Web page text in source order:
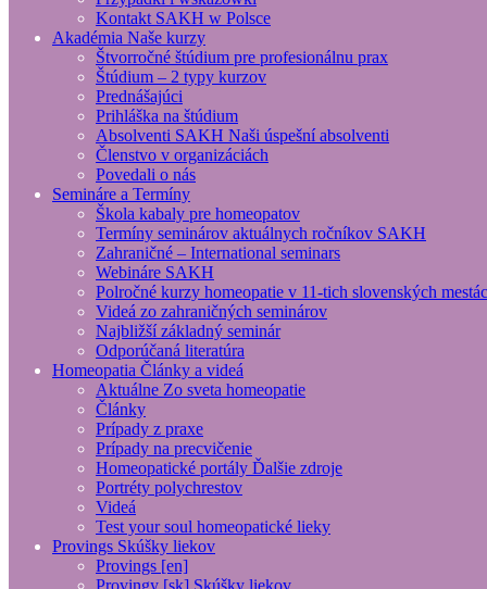
Kontakt SAKH w Polsce
Akadémia Naše kurzy
Štvorročné štúdium pre profesionálnu prax
Štúdium – 2 typy kurzov
Prednášajúci
Prihláška na štúdium
Absolventi SAKH Naši úspešní absolventi
Členstvo v organizáciách
Povedali o nás
Semináre a Termíny
Škola kabaly pre homeopatov
Termíny seminárov aktuálnych ročníkov SAKH
Zahraničné – International seminars
Webináre SAKH
Polročné kurzy homeopatie v 11-tich slovenských
Videá zo zahraničných seminárov
Najbližší základný seminár
Odporúčaná literatúra
Homeopatia Články a videá
Aktuálne Zo sveta homeopatie
Články
Prípady z praxe
Prípady na precvičenie
Homeopatické portály Ďalšie zdroje
Portréty polychrestov
Videá
Test your soul homeopatické lieky
Provings Skúšky liekov
Provings [en]
Provingy [sk] Skúšky liekov